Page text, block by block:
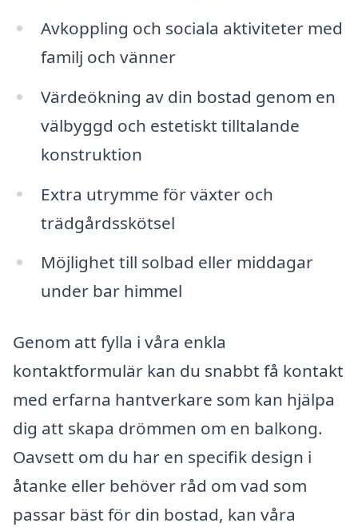
Avkoppling och sociala aktiviteter med
familj och vänner
Värdeökning av din bostad genom en
välbyggd och estetiskt tilltalande
konstruktion
Extra utrymme för växter och
trädgårdsskötsel
Möjlighet till solbad eller middagar
under bar himmel
Genom att fylla i våra enkla
kontaktformulär kan du snabbt få kontakt
med erfarna hantverkare som kan hjälpa
dig att skapa drömmen om en balkong.
Oavsett om du har en specifik design i
åtanke eller behöver råd om vad som
passar bäst för din bostad, kan våra